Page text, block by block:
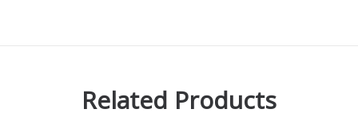
Related Products